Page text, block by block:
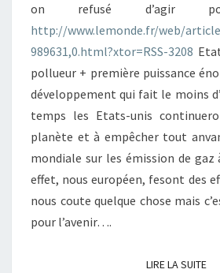
on refusé d’agir
http://www.lemonde.fr/web/
989631,0.html?xtor=RSS-3208
pollueur + première puissance
développement qui fait le moins
temps les Etats-unis
planète et à empêcher tout
mondiale sur les émission de gaz
effet, nous européen, fesont des
nous coute quelque chose mais
pour l’avenir….
LIRE LA SUITE